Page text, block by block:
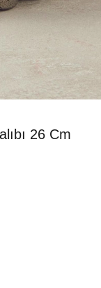
26 Cm